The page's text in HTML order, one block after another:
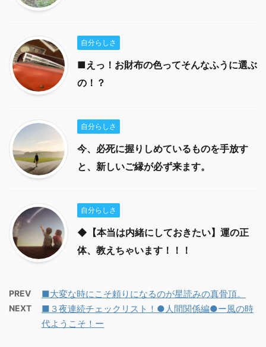
自分らしさ
■えっ！お財布の色ってそんなふうに選ぶ
の！？
自分らしさ
今、必死に握りしめているものを手放す
と、新しいご縁が必ず来ます。
自分らしさ
◆【本当は内緒にしておきたい】運の正
体、教えちゃいます！！！
PREV ■大変な時にこそ頼りになるのが星読みの真骨頂。
NEXT
■３夜連続チェックリスト！●人間関係編●ー風の時
代ようこそ！ー